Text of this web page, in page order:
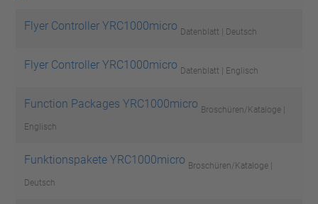
Flyer Controller YRC1000micro Datenblatt | Deutsch
Flyer Controller YRC1000micro Datenblatt | Englisch
Function Packages YRC1000micro Broschüren/Kataloge |
Englisch
Funktionspakete YRC1000micro Broschüren/Kataloge |
Deutsch